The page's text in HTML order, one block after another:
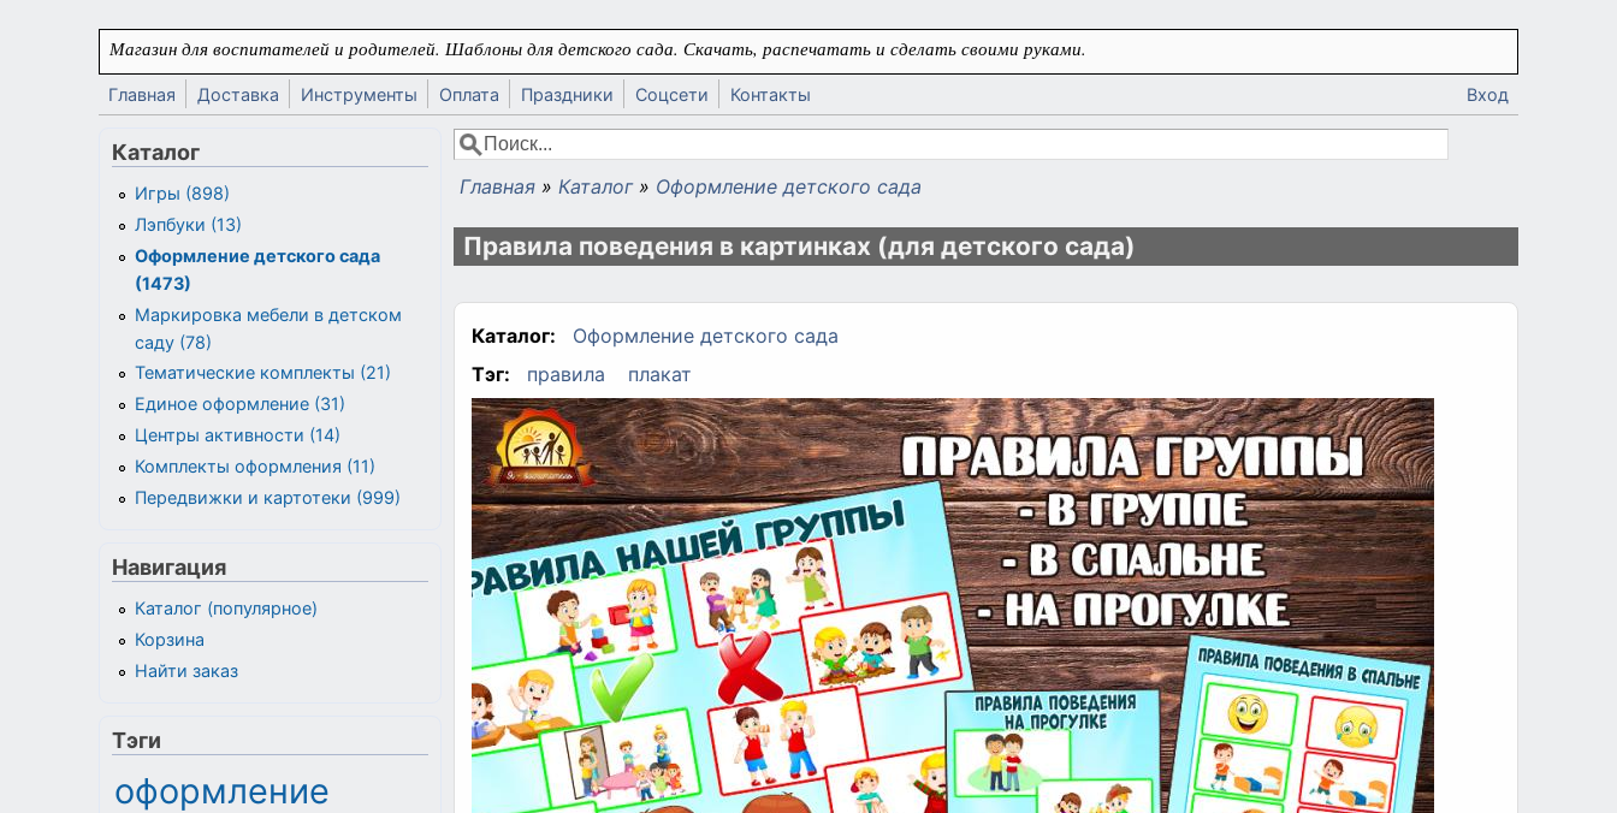
Перейти к основному содержанию
Магазин для воспитателей и родителей. Шаблоны для детского сада. Скачать, распечатать и сделать своими руками.
Главная Доставка Инструменты Оплата Праздники Соцсети Контакты Вход
Форма поиска
Поиск
Вы здесь
Главная » Каталог » Оформление детского сада
Правила поведения в картинках (для детского сада)
Каталог:
Оформление детского сада
Тэг:
правила плакат
Каталог
Игры (898)
Лэпбуки (13)
Оформление детского сада
(1473)
Маркировка мебели в детском
саду (78)
Тематические комплекты (21)
Единое оформление (31)
Центры активности (14)
Комплекты оформления (11)
Передвижки и картотеки (999)
Навигация
Каталог (популярное)
Корзина
Найти заказ
Тэги
оформление